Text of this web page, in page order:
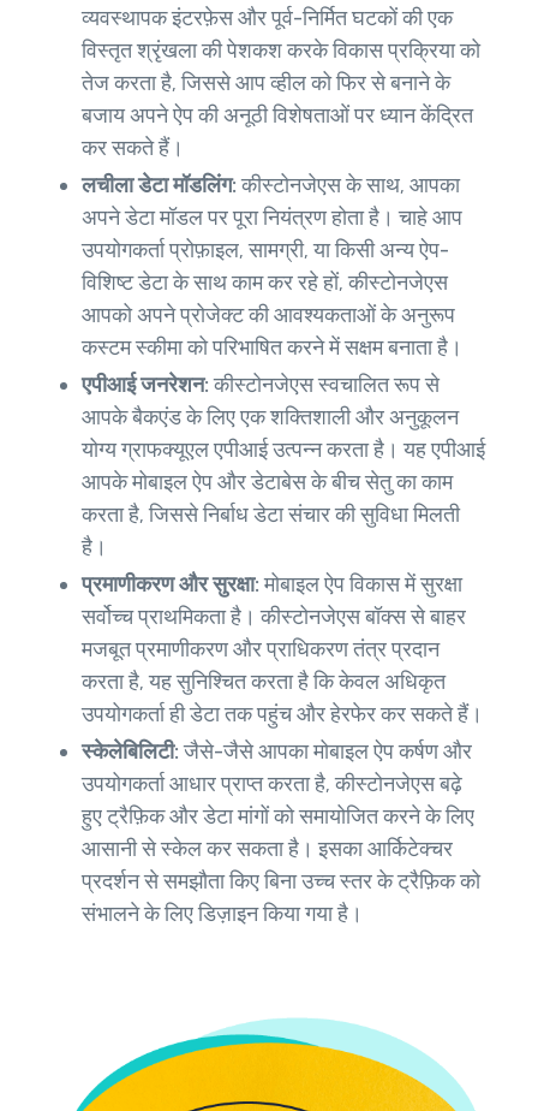
व्यवस्थापक इंटरफ़ेस और पूर्व-निर्मित घटकों की एक
विस्तृत श्रृंखला की पेशकश करके विकास प्रक्रिया को
तेज करता है, जिससे आप व्हील को फिर से बनाने के
बजाय अपने ऐप की अनूठी विशेषताओं पर ध्यान केंद्रित
कर सकते हैं।
लचीला डेटा मॉडलिंग:कीस्टोनजेएस के साथ, आपका
अपने डेटा मॉडल पर पूरा नियंत्रण होता है। चाहे आप
उपयोगकर्ता प्रोफ़ाइल, सामग्री, या किसी अन्य ऐप-
विशिष्ट डेटा के साथ काम कर रहे हों, कीस्टोनजेएस
आपको अपने प्रोजेक्ट की आवश्यकताओं के अनुरूप
कस्टम स्कीमा को परिभाषित करने में सक्षम बनाता है।
एपीआई जनरेशन:कीस्टोनजेएस स्वचालित रूप से
आपके बैकएंड के लिए एक शक्तिशाली और अनुकूलन
योग्य ग्राफक्यूएल एपीआई उत्पन्न करता है। यह एपीआई
आपके मोबाइल ऐप और डेटाबेस के बीच सेतु का काम
करता है, जिससे निर्बाध डेटा संचार की सुविधा मिलती
है।
प्रमाणीकरण और सुरक्षा:मोबाइल ऐप विकास में सुरक्षा
सर्वोच्च प्राथमिकता है। कीस्टोनजेएस बॉक्स से बाहर
मजबूत प्रमाणीकरण और प्राधिकरण तंत्र प्रदान
करता है, यह सुनिश्चित करता है कि केवल अधिकृत
उपयोगकर्ता ही डेटा तक पहुंच और हेरफेर कर सकते हैं।
स्केलेबिलिटी:जैसे-जैसे आपका मोबाइल ऐप कर्षण और
उपयोगकर्ता आधार प्राप्त करता है, कीस्टोनजेएस बढ़े
हुए ट्रैफ़िक और डेटा मांगों को समायोजित करने के लिए
आसानी से स्केल कर सकता है। इसका आर्किटेक्चर
प्रदर्शन से समझौता किए बिना उच्च स्तर के ट्रैफ़िक को
संभालने के लिए डिज़ाइन किया गया है।